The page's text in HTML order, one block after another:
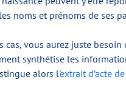
noms et prénoms de ses
cas, vous aurez juste
synthétise les
alors l'extrait d’acte